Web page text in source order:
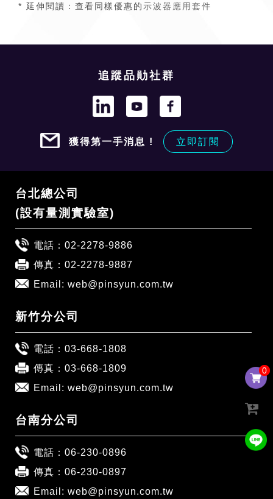
0
0
* 延伸閱讀：查看同樣優惠的 示波器應用套件
追蹤品勛社群
獲得第一手消息 ! 立即訂閱
台北總公司
(設有量測實驗室)
電話： 02-2278-9886
傳真：02-2278-9887
Email: web@pinsyun.com.tw
新竹分公司
電話： 03-668-1808
傳真：03-668-1809
Email: web@pinsyun.com.tw
台南分公司
電話： 06-230-0896
傳真：06-230-0897
Email: web@pinsyun.com.tw